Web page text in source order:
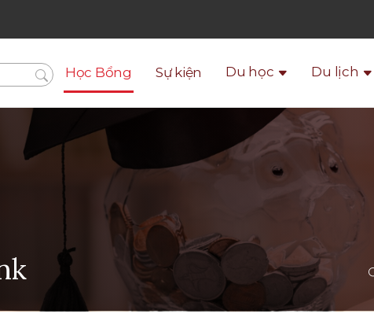
Học Bổng Sự kiện Du học Du lịch